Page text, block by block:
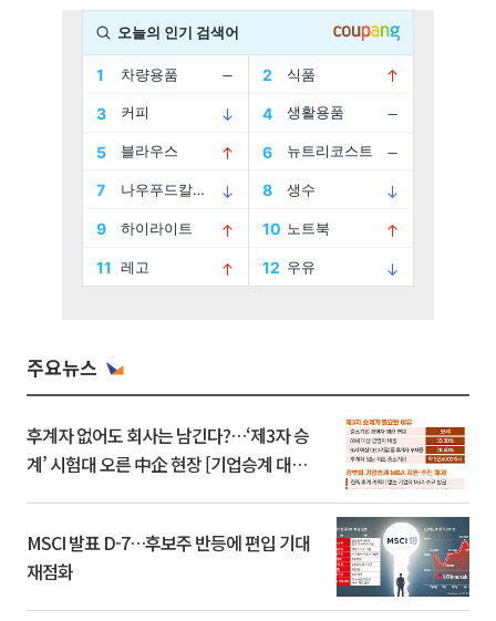
주요뉴스
후계자 없어도 회사는 남긴다?…‘제3자 승
계’ 시험대 오른 中企 현장 [기업승계 대전
MSCI 발표 D-7…후보주 반등에 편입 기대
재점화